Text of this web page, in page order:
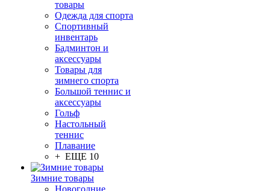
товары
Одежда для спорта
Спортивный
инвентарь
Бадминтон и
аксессуары
Товары для
зимнего спорта
Большой теннис и
аксессуары
Гольф
Настольный
теннис
Плавание
+ ЕЩЕ 10
Зимние товары
Новогодние